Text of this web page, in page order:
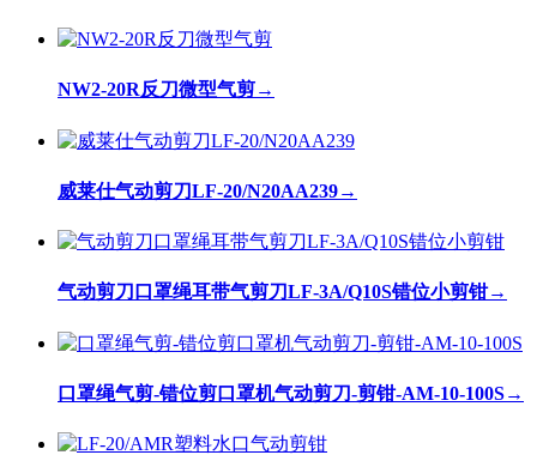
NW2-20R反刀微型气剪→
威莱仕气动剪刀LF-20/N20AA239→
气动剪刀口罩绳耳带气剪刀LF-3A/Q10S错位小剪钳→
口罩绳气剪-错位剪口罩机气动剪刀-剪钳-AM-10-100S→